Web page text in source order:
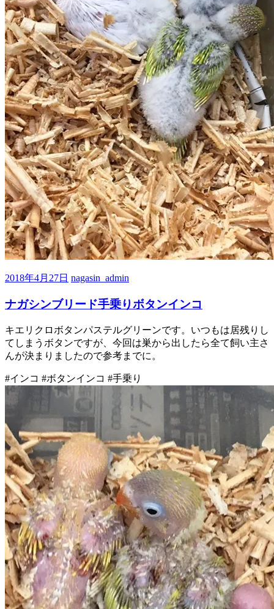
2018年4月27日 nagasin_admin
ナガシンブリード手乗りボタンインコ
キエリクロボタンパステルグリーンです。いつもは居残りし
てしまうボタンですが、今回は巣から出したら全て飼い主さ
んが決まりましたので参考までに。
#インコ #ボタンインコ #手乗り